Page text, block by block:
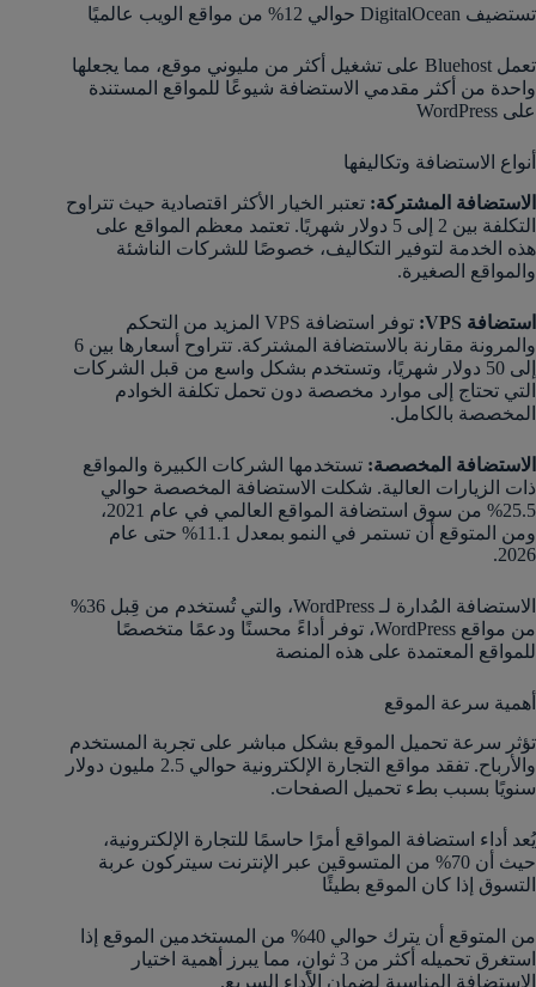
تستضيف DigitalOcean حوالي 12% من مواقع الويب عالميًا
تعمل Bluehost على تشغيل أكثر من مليوني موقع، مما يجعلها
واحدة من أكثر مقدمي الاستضافة شيوعًا للمواقع المستندة
على WordPress​
أنواع الاستضافة وتكاليفها
الاستضافة المشتركة: تعتبر الخيار الأكثر اقتصادية حيث تتراوح
التكلفة بين 2 إلى 5 دولار شهريًا. تعتمد معظم المواقع على
هذه الخدمة لتوفير التكاليف، خصوصًا للشركات الناشئة
والمواقع الصغيرة.
استضافة VPS:
توفر استضافة VPS المزيد من التحكم
والمرونة مقارنة بالاستضافة المشتركة. تتراوح أسعارها بين 6
إلى 50 دولار شهريًا، وتستخدم بشكل واسع من قبل الشركات
التي تحتاج إلى موارد مخصصة دون تحمل تكلفة الخوادم
المخصصة بالكامل​.
الاستضافة المخصصة: تستخدمها الشركات الكبيرة والمواقع
ذات الزيارات العالية. شكلت الاستضافة المخصصة حوالي
25.5% من سوق استضافة المواقع العالمي في عام 2021،
ومن المتوقع أن تستمر في النمو بمعدل 11.1% حتى عام
2026.
الاستضافة المُدارة لـ WordPress، والتي تُستخدم من قِبل 36%
من مواقع WordPress، توفر أداءً محسنًا ودعمًا متخصصًا
للمواقع المعتمدة على هذه المنصة​
أهمية سرعة الموقع
تؤثر سرعة تحميل الموقع بشكل مباشر على تجربة المستخدم
والأرباح. تفقد مواقع التجارة الإلكترونية حوالي 2.5 مليون دولار
سنويًا بسبب بطء تحميل الصفحات.
يُعد أداء استضافة المواقع أمرًا حاسمًا للتجارة الإلكترونية،
حيث أن 70% من المتسوقين عبر الإنترنت سيتركون عربة
التسوق إذا كان الموقع بطيئًا​
من المتوقع أن يترك حوالي 40% من المستخدمين الموقع إذا
استغرق تحميله أكثر من 3 ثوانٍ، مما يبرز أهمية اختيار
الاستضافة المناسبة لضمان الأداء السريع.